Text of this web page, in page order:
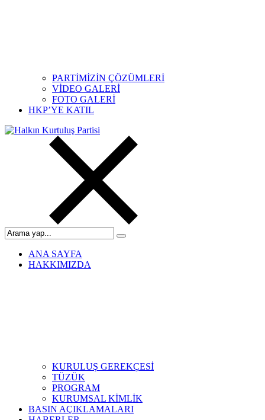
PARTİMİZİN ÇÖZÜMLERİ
VİDEO GALERİ
FOTO GALERİ
HKP’YE KATIL
ANA SAYFA
HAKKIMIZDA
KURULUŞ GEREKÇESİ
TÜZÜK
PROGRAM
KURUMSAL KİMLİK
BASIN AÇIKLAMALARI